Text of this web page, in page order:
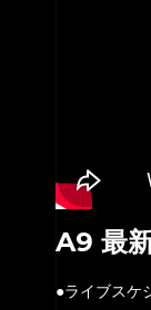
A9 最
●ライブス